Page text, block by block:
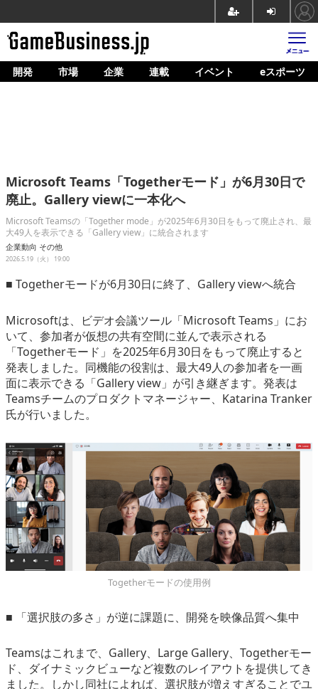
ホーム
企業動向
人材育成
産業政策
eスポーツ
開発 市場 企業 連載 イベント eスポーツ
Microsoft Teams「Togetherモード」が6月30日で
廃止。Gallery viewに一本化へ
Microsoft Teamsの「Together mode」が2025年6月30日をもって廃止され、最
大49人を表示できる「Gallery view」に統合されます
企業動向 その他
2026.5.19（火） 19:00
■ Togetherモードが6月30日に終了、Gallery viewへ統合
Microsoftは、ビデオ会議ツール「Microsoft Teams」にお
いて、参加者が仮想の共有空間に並んで表示される
「Togetherモード」を2025年6月30日をもって廃止すると
発表しました。同機能の役割は、最大49人の参加者を一画
面に表示できる「Gallery view」が引き継ぎます。発表は
Teamsチームのプロダクトマネージャー、Katarina Tranker
氏が行いました。
Togetherモードの使用例
■ 「選択肢の多さ」が逆に課題に、開発を映像品質へ集中
Teamsはこれまで、Gallery、Large Gallery、Togetherモー
ド、ダイナミックビューなど複数のレイアウトを提供してき
ました。しかし同社によれば、選択肢が増えすぎることでユ